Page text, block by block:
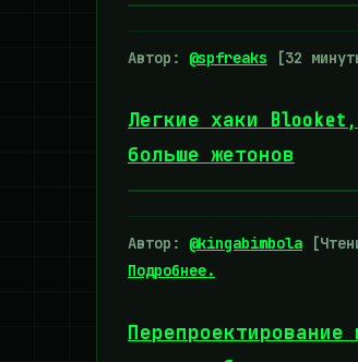
Автор: @spfreaks [32
Легкие хаки
больше жетонов
Автор: @kingabimbola
Подробнее.